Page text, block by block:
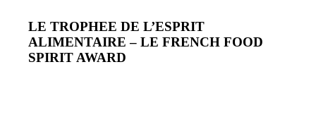
LE TROPHEE DE L’ESPRIT
ALIMENTAIRE – LE FRENCH FOOD
SPIRIT AWARD